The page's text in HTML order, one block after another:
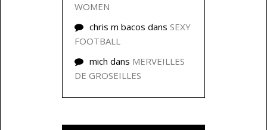
WOMEN
chris m bacos dans SEXY
FOOTBALL
mich dans MERVEILLES
DE GROSEILLES